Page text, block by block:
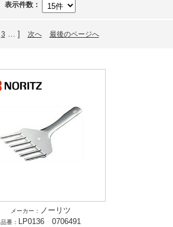
表示件数：
3 … ] 次へ 最後のページへ
メーカー： ノーリツ
品番： LP0136 0706491